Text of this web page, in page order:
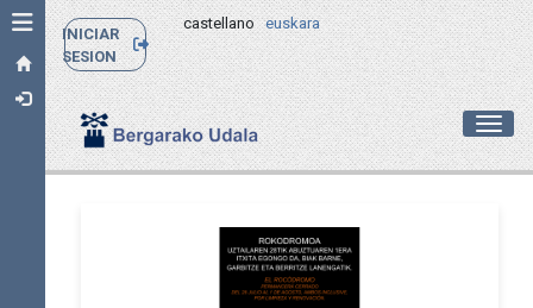
Toggle navigation
INICIAR
SESION
castellanoeuskara